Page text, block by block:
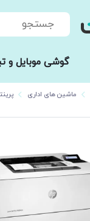
Products
search
گوشی موبایل و
ماشین های اداری